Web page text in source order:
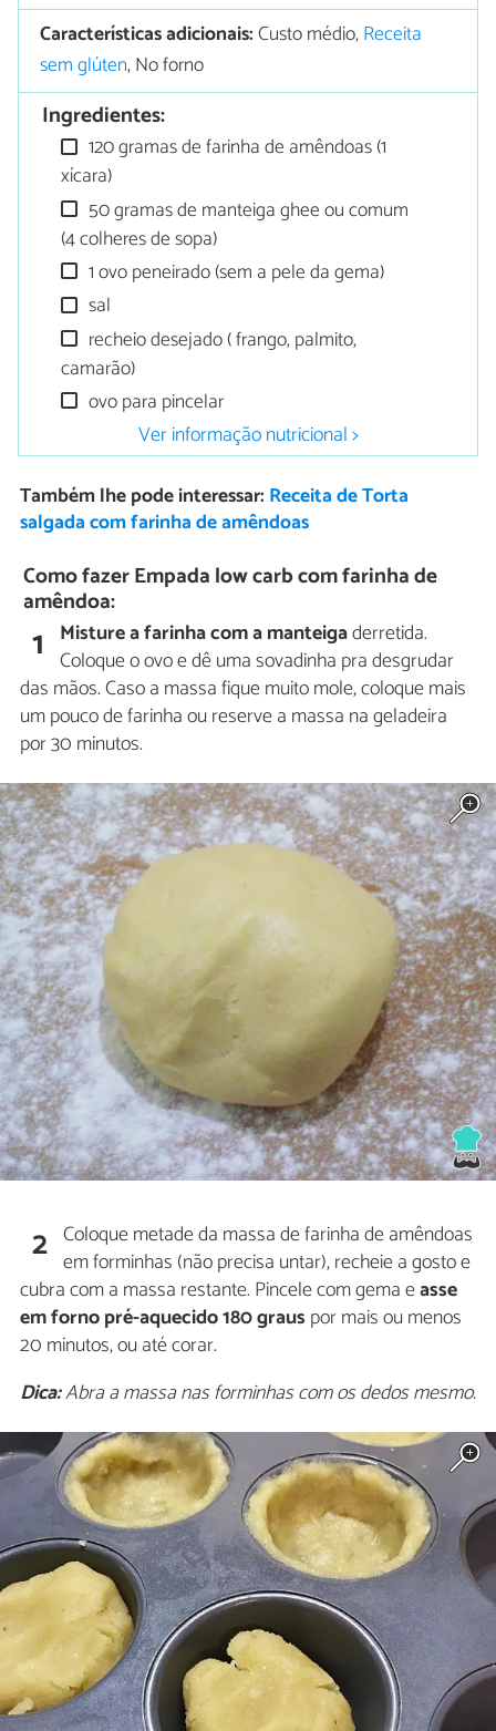
Características adicionais:Custo médio,Receita
sem glúten, No forno
Ingredientes:
120 gramas de farinha de amêndoas (1
xícara)
50 gramas de manteiga ghee ou comum
(4 colheres de sopa)
1 ovo peneirado (sem a pele da gema)
sal
recheio desejado ( frango, palmito,
camarão)
ovo para pincelar
Ver informação nutricional >
Também lhe pode interessar: Receita de Torta
salgada com farinha de amêndoas
Como fazer Empada low carb com farinha de
amêndoa:
1 Misture a farinha com a manteigaderretida.
Coloque o ovo e dê uma sovadinha pra desgrudar
das mãos. Caso a massa fique muito mole, coloque mais
um pouco de farinha ou reserve a massa na geladeira
por 30 minutos.
2 Coloque metade da massa de farinha de amêndoas
em forminhas (não precisa untar), recheie a gosto e
cubra com a massa restante. Pincele com gema easse
em forno pré-aquecido 180 graus por mais ou menos
20 minutos, ou até corar.
Dica:Abra a massa nas forminhas com os dedos mesmo.